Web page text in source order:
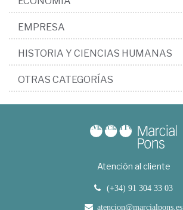
EMPRESA
HISTORIA Y CIENCIAS HUMANAS
OTRAS CATEGORÍAS
Atención al cliente
(+34) 91 304 33 03
atencion@marcialpons.es